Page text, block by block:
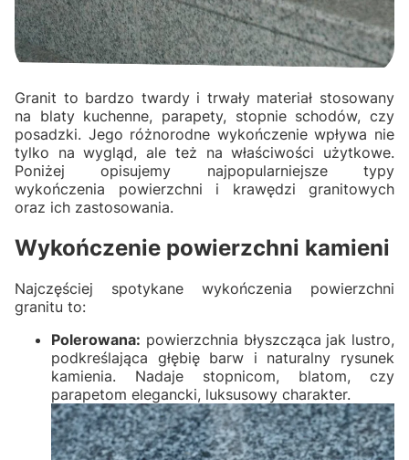
Granit to bardzo twardy i trwały materiał stosowany
na blaty kuchenne, parapety, stopnie schodów, czy
posadzki. Jego różnorodne wykończenie wpływa nie
tylko na wygląd, ale też na właściwości użytkowe.
Poniżej opisujemy najpopularniejsze typy
wykończenia powierzchni i krawędzi granitowych
oraz ich zastosowania.
Wykończenie powierzchni kamieni
Najczęściej spotykane wykończenia powierzchni
granitu to:
Polerowana: powierzchnia błyszcząca jak lustro,
podkreślająca głębię barw i naturalny rysunek
kamienia. Nadaje stopnicom, blatom, czy
parapetom elegancki, luksusowy charakter.